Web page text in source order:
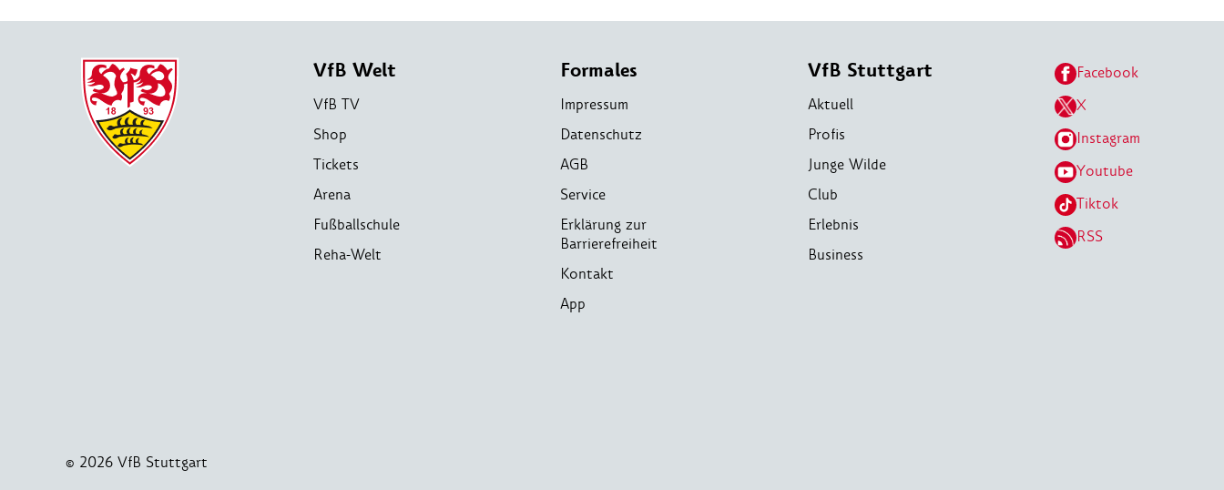
VfB Welt
VfB TV
Shop
Tickets
Arena
Fußballschule
Reha-Welt
Formales
Impressum
Datenschutz
AGB
Service
Erklärung zur
Barrierefreiheit
Kontakt
App
VfB Stuttgart
Aktuell
Profis
Junge Wilde
Club
Erlebnis
Business
Facebook
X
Instagram
Youtube
Tiktok
RSS
© 2026 VfB Stuttgart